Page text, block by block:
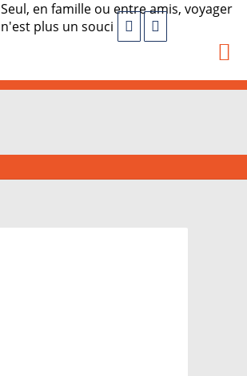
Seul, en famille ou entre amis, voyager
n'est plus un souci